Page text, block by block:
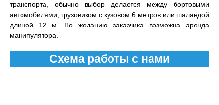
транспорта, обычно выбор делается между бортовыми
автомобилями, грузовиком с кузовом 6 метров или шаландой
длиной 12 м. По желанию заказчика возможна аренда
манипулятора.
Схема работы с нами